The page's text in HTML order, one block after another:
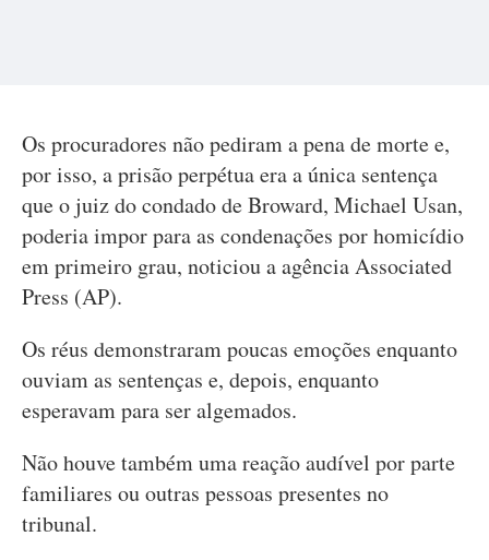
Os procuradores não pediram a pena de morte e,
por isso, a prisão perpétua era a única sentença
que o juiz do condado de Broward, Michael Usan,
poderia impor para as condenações por homicídio
em primeiro grau, noticiou a agência Associated
Press (AP).
Os réus demonstraram poucas emoções enquanto
ouviam as sentenças e, depois, enquanto
esperavam para ser algemados.
Não houve também uma reação audível por parte
familiares ou outras pessoas presentes no
tribunal.